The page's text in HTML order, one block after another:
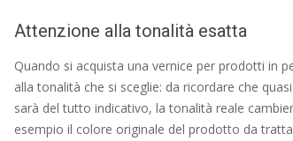
Attenzione alla tonalità esatta
Quando si acquista una vernice per prodotti in
alla tonalità che si sceglie: da ricordare che
sarà del tutto indicativo, la tonalità reale
esempio il colore originale del prodotto da